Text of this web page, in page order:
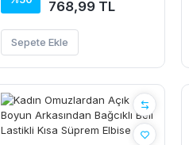
768,99 TL
Sepete Ekle